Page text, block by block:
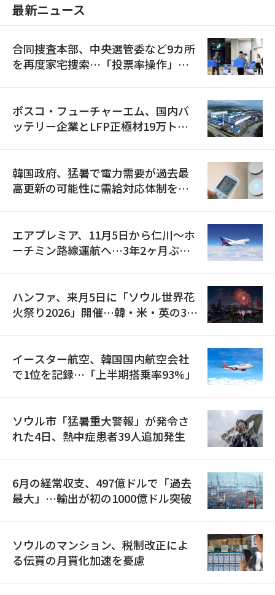
最新ニュース
合同捜査本部、中央選管委など9カ所
を再度家宅捜索…「投票率操作」の
ポスコ・フューチャーエム、国内バ
ッテリー企業とLFP正極材19万トン
韓国政府、猛暑で電力需要が過去最
高更新の可能性に需給対応体制を点
エアプレミア、11月5日から仁川〜ホ
ーチミン路線運航へ…3年2ヶ月ぶり
ハンファ、来月5日に「ソウル世界花
火祭り2026」開催…韓・米・英の3カ
イースター航空、韓国国内航空会社
で1位を記録…「上半期搭乗率93%」
ソウル市「猛暑重大警報」が発令さ
れた4日、熱中症患者39人追加発生
6月の経常収支、497億ドルで「過去
最大」…輸出が初の1000億ドル突破
ソウルのマンション、税制改正によ
る伝貰の月貰化加速を憂慮